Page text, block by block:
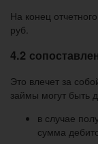
На конец
руб.
4.2
Это влечет за
займы могут быть
в случае
сумма